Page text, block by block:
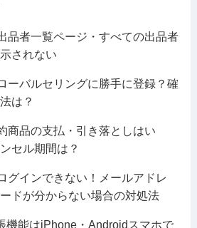
品者一覧ページ・すべての出品者
されない
ーバルセリングに勝手に登録？確
は？
商品の支払・引き落としはい
セル期間は？
グインできない！メールアドレ
ドが分からない場合の対処法
機能はiPhone・Androidスマホで